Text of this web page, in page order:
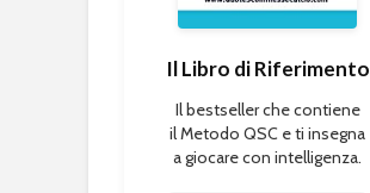
Il Libro di Riferimento
Il bestseller che contiene
il Metodo QSC e ti insegna
a giocare con intelligenza.